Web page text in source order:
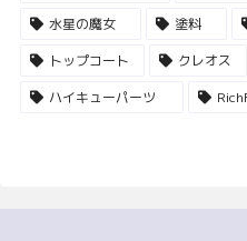
水星の魔女
塗料
トップコート
クレオス
ハイキューパーツ